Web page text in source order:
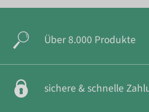
Über 8.000 Produkte
sichere & schnelle